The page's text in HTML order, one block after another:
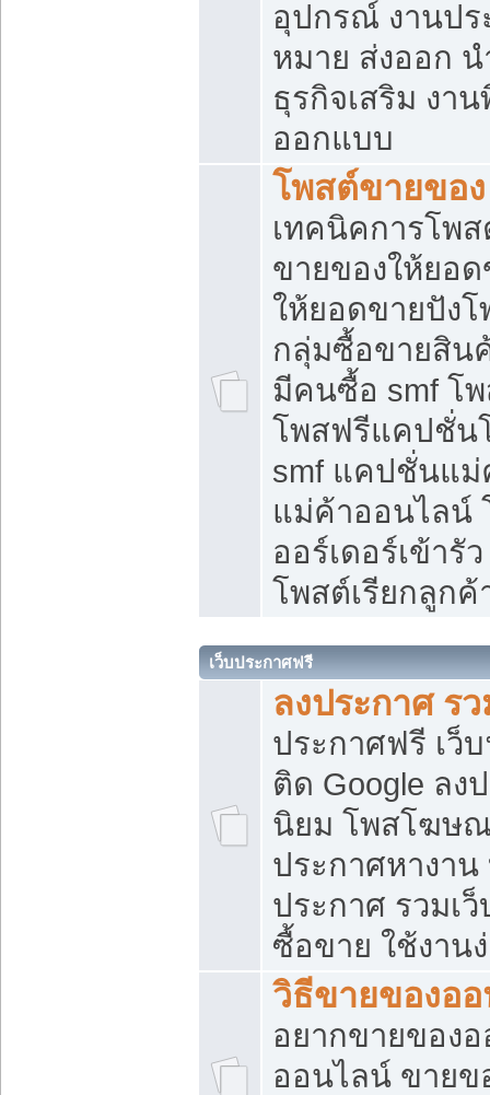
อุปกรณ์ งานป
หมาย ส่งออก น
ธุรกิจเสริม งา
ออกแบบ
โพสต์ขายของ
เทคนิคการโพ
ขายของให้ยอ
ให้ยอดขายปัง
กลุ่มซื้อขายสิน
มีคนซื้อ smf โ
โพสฟรีแคปชั่น
smf แคปชั่นแ
แม่ค้าออนไลน์
ออร์เดอร์เข้ารั
โพสต์เรียกลูกค้
เว็บประกาศฟรี
ลงประกาศ ร
ประกาศฟรี เว็
ติด Google ลง
นิยม โพสโฆษ
ประกาศหางาน
ประกาศ รวมเ
ซื้อขาย ใช้งาน
วิธีขายของอ
อยากขายของ
ออนไลน์ ขายข